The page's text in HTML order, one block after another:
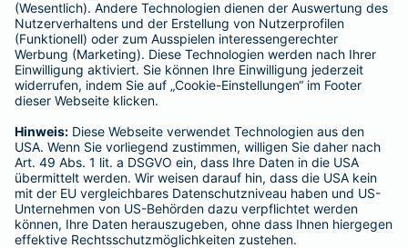
Kranken-Zusatzversicherung
Tierversicherungen
Haftpflichtversicherung
Hausratversicherung
Adresse ändern
Schaden melden
Kilometerstandsmeldung
Serviceübersicht